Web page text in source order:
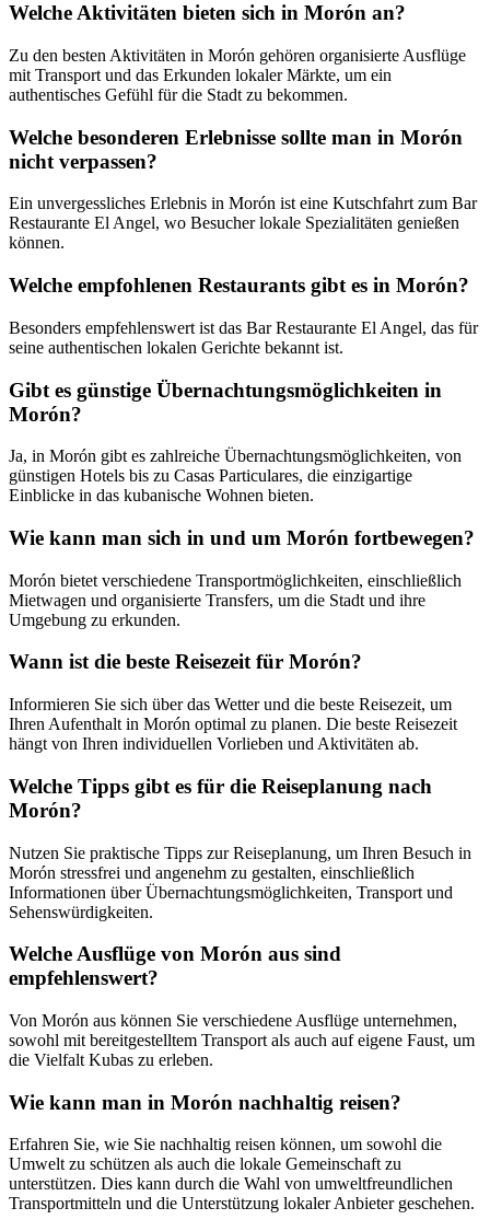
Welche Aktivitäten bieten sich in Morón an?
Zu den besten Aktivitäten in Morón gehören organisierte Ausflüge
mit Transport und das Erkunden lokaler Märkte, um ein
authentisches Gefühl für die Stadt zu bekommen.
Welche besonderen Erlebnisse sollte man in Morón
nicht verpassen?
Ein unvergessliches Erlebnis in Morón ist eine Kutschfahrt zum Bar
Restaurante El Angel, wo Besucher lokale Spezialitäten genießen
können.
Welche empfohlenen Restaurants gibt es in Morón?
Besonders empfehlenswert ist das Bar Restaurante El Angel, das für
seine authentischen lokalen Gerichte bekannt ist.
Gibt es günstige Übernachtungsmöglichkeiten in
Morón?
Ja, in Morón gibt es zahlreiche Übernachtungsmöglichkeiten, von
günstigen Hotels bis zu Casas Particulares, die einzigartige
Einblicke in das kubanische Wohnen bieten.
Wie kann man sich in und um Morón fortbewegen?
Morón bietet verschiedene Transportmöglichkeiten, einschließlich
Mietwagen und organisierte Transfers, um die Stadt und ihre
Umgebung zu erkunden.
Wann ist die beste Reisezeit für Morón?
Informieren Sie sich über das Wetter und die beste Reisezeit, um
Ihren Aufenthalt in Morón optimal zu planen. Die beste Reisezeit
hängt von Ihren individuellen Vorlieben und Aktivitäten ab.
Welche Tipps gibt es für die Reiseplanung nach
Morón?
Nutzen Sie praktische Tipps zur Reiseplanung, um Ihren Besuch in
Morón stressfrei und angenehm zu gestalten, einschließlich
Informationen über Übernachtungsmöglichkeiten, Transport und
Sehenswürdigkeiten.
Welche Ausflüge von Morón aus sind
empfehlenswert?
Von Morón aus können Sie verschiedene Ausflüge unternehmen,
sowohl mit bereitgestelltem Transport als auch auf eigene Faust, um
die Vielfalt Kubas zu erleben.
Wie kann man in Morón nachhaltig reisen?
Erfahren Sie, wie Sie nachhaltig reisen können, um sowohl die
Umwelt zu schützen als auch die lokale Gemeinschaft zu
unterstützen. Dies kann durch die Wahl von umweltfreundlichen
Transportmitteln und die Unterstützung lokaler Anbieter geschehen.